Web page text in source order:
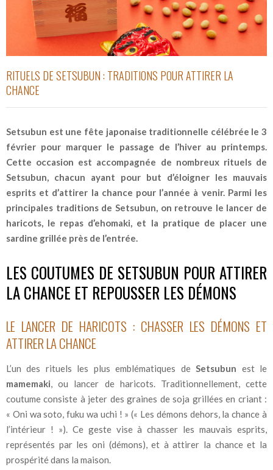
RITUELS DE SETSUBUN : TRADITIONS POUR ATTIRER LA
CHANCE
Setsubun est une fête japonaise traditionnelle célébrée le 3
février pour marquer le passage de l’hiver au printemps.
Cette occasion est accompagnée de nombreux rituels de
Setsubun, chacun ayant pour but d’éloigner les mauvais
esprits et d’attirer la chance pour l’année à venir. Parmi les
principales traditions de Setsubun, on retrouve le lancer de
haricots, le repas d’ehomaki, et la pratique de placer une
sardine grillée près de l’entrée.
LES COUTUMES DE SETSUBUN POUR ATTIRER
LA CHANCE ET REPOUSSER LES DÉMONS
LE LANCER DE HARICOTS : CHASSER LES DÉMONS ET
ATTIRER LA CHANCE
L’un des rituels les plus emblématiques deSetsubun est le
mamemaki, ou lancer de haricots. Traditionnellement, cette
coutume consiste à jeter des graines de soja grillées en criant :
« Oni wa soto, fuku wa uchi ! » (« Les démons dehors, la chance à
l’intérieur ! »). Ce geste vise à chasser les mauvais esprits,
représentés par les oni (démons), et à attirer la chance et la
prospérité dans la maison.